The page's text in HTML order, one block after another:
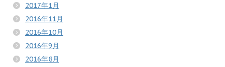
2017年1月
2016年11月
2016年10月
2016年9月
2016年8月